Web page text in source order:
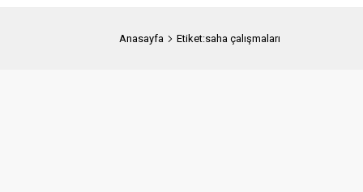
Anasayfa Etiket:saha çalışmaları